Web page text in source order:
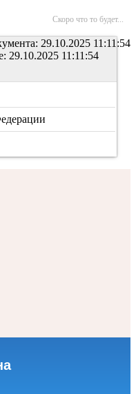
Скоро что то будет...
29.10.2025 11:11:54
29.10.2025 11:11:54